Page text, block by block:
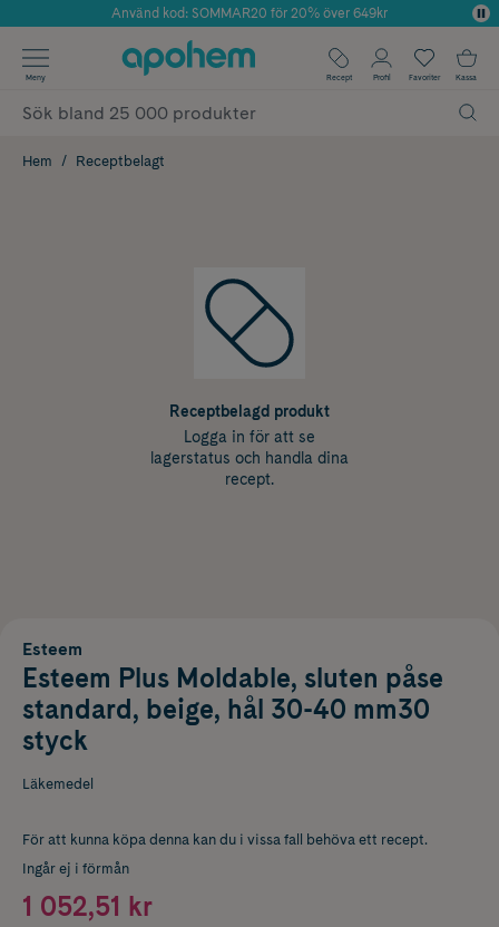
Årets Butik 2025 inom Skönhet
Använd kod: SOMMAR20 för 20% över 649kr
✓ Fri frakt
✓ Poäng på alla köp*
Meny Recept Profil Favoriter Kassa
Hem Receptbelagt
Receptbelagd produkt
Logga in för att se
lagerstatus och handla dina
recept.
Esteem
Esteem Plus Moldable, sluten påse
standard, beige, hål 30-40 mm30
styck
Läkemedel
För att kunna köpa denna kan du i vissa fall behöva ett recept.
Ingår ej i förmån
1 052,51 kr